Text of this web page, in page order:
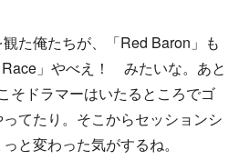
た俺たちが、「Red Baron」も
」やべえ！ みたいな。あと
そドラマーはいたるところでゴ
てたり。そこからセッションシ
と変わった気がするね。